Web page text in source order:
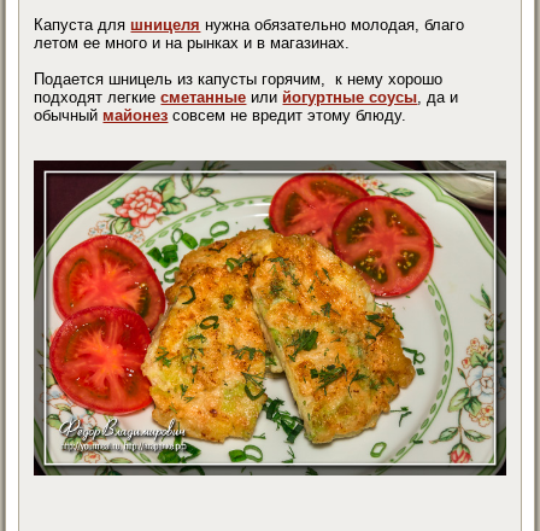
Капуста для шницеля нужна обязательно молодая, благо
летом ее много и на рынках и в магазинах.
Подается шницель из капусты горячим, к нему хорошо
подходят легкиесметанные или йогуртные соусы, да и
обычный майонез совсем не вредит этому блюду.